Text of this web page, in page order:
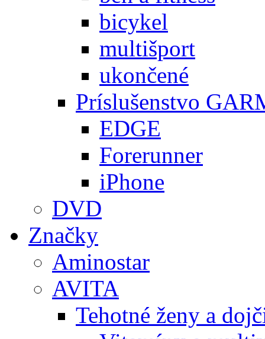
bicykel
multišport
ukončené
Príslušenstvo
EDGE
Forerunner
iPhone
DVD
Značky
Aminostar
AVITA
Tehotné ženy a